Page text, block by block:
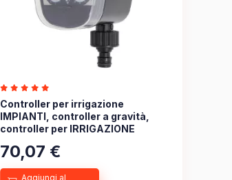
Controller per irrigazione
IMPIANTI, controller a gravità,
controller per IRRIGAZIONE
70,07 €